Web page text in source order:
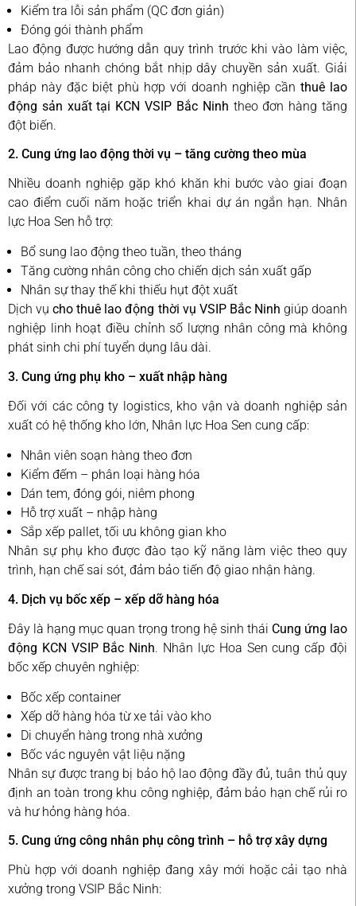
Kiểm tra lỗi sản phẩm (QC đơn giản)
Đóng gói thành phẩm
Lao động được hướng dẫn quy trình trước khi vào làm việc,
đảm bảo nhanh chóng bắt nhịp dây chuyền sản xuất. Giải
pháp này đặc biệt phù hợp với doanh nghiệp cần thuê lao
động sản xuất tại KCN VSIP Bắc Ninh theo đơn hàng tăng
đột biến.
2. Cung ứng lao động thời vụ – tăng cường theo mùa
Nhiều doanh nghiệp gặp khó khăn khi bước vào giai đoạn
cao điểm cuối năm hoặc triển khai dự án ngắn hạn. Nhân
lực Hoa Sen hỗ trợ:
Bổ sung lao động theo tuần, theo tháng
Tăng cường nhân công cho chiến dịch sản xuất gấp
Nhân sự thay thế khi thiếu hụt đột xuất
Dịch vụcho thuê lao động thời vụ VSIP Bắc Ninh giúp doanh
nghiệp linh hoạt điều chỉnh số lượng nhân công mà không
phát sinh chi phí tuyển dụng lâu dài.
3. Cung ứng phụ kho – xuất nhập hàng
Đối với các công ty logistics, kho vận và doanh nghiệp sản
xuất có hệ thống kho lớn, Nhân lực Hoa Sen cung cấp:
Nhân viên soạn hàng theo đơn
Kiểm đếm – phân loại hàng hóa
Dán tem, đóng gói, niêm phong
Hỗ trợ xuất – nhập hàng
Sắp xếp pallet, tối ưu không gian kho
Nhân sự phụ kho được đào tạo kỹ năng làm việc theo quy
trình, hạn chế sai sót, đảm bảo tiến độ giao nhận hàng.
4. Dịch vụ bốc xếp – xếp dỡ hàng hóa
Đây là hạng mục quan trọng trong hệ sinh thái Cung ứng lao
động KCN VSIP Bắc Ninh. Nhân lực Hoa Sen cung cấp đội
bốc xếp chuyên nghiệp:
Bốc xếp container
Xếp dỡ hàng hóa từ xe tải vào kho
Di chuyển hàng trong nhà xưởng
Bốc vác nguyên vật liệu nặng
Nhân sự được trang bị bảo hộ lao động đầy đủ, tuân thủ quy
định an toàn trong khu công nghiệp, đảm bảo hạn chế rủi ro
và hư hỏng hàng hóa.
5. Cung ứng công nhân phụ công trình – hỗ trợ xây dựng
Phù hợp với doanh nghiệp đang xây mới hoặc cải tạo nhà
xưởng trong VSIP Bắc Ninh: